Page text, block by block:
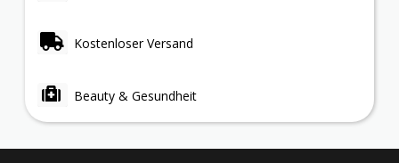
Kostenloser Versand
Beauty & Gesundheit